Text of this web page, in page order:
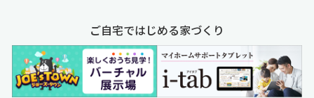
ご自宅ではじめる家づくり